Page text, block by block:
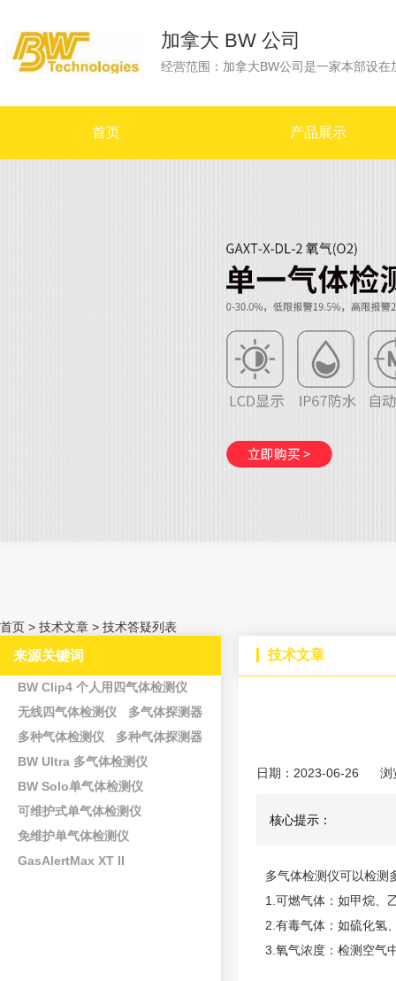
加拿大 BW 公司
首页 产品展示
首页 > 技术文章 > 技术答疑列表
来源关键词
BW Clip4 个人用四气体检测仪
无线四气体检测仪
多气体探测器
多种气体检测仪
多种气体探测器
BW Ultra 多气体检测仪
BW Solo单气体检测仪
可维护式单气体检测仪
免维护单气体检测仪
GasAlertMax XT II
技术文章
日期：2023-06-26 浏
核心提示：
多气体检测仪可以检测
1.可燃气体：如甲烷、
2.有毒气体：如硫化氢
3.氧气浓度：检测空气